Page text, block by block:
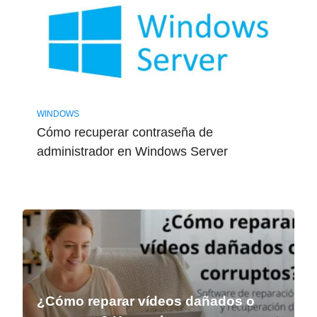
WINDOWS
Cómo recuperar contraseña de
administrador en Windows Server
¿Cómo reparar vídeos dañados o